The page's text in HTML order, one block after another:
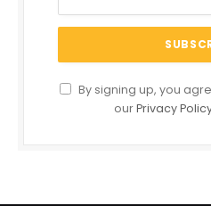
By signing up, you
ourPrivacy